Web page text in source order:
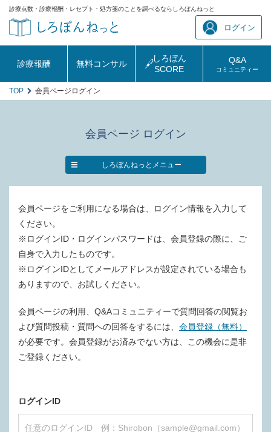
診療点数・診療報酬・レセプト・処方箋のことを調べるならしろぼんねっと
ログイン
診療報酬 無料コンサル
しろぼん
SCORE
Q&A
コミュニティー
TOP 会員ページログイン
会員ページ ログイン
しろぼんねっとメニュー
会員ページをご利用になる場合は、ログイン情報を入力して
ください。
※ログインID・ログインパスワードは、会員登録の際に、ご
自身で入力したものです。
※ログインIDとしてメールアドレスが設定されている場合も
ありますので、お試しください。
会員ページの利用、Q&Aコミュニティーで質問回答の閲覧お
よび質問投稿・質問への回答をするには、 会員登録（無料）
が必要です。会員登録がお済みでない方は、この機会に是非
ご登録ください。
ログインID